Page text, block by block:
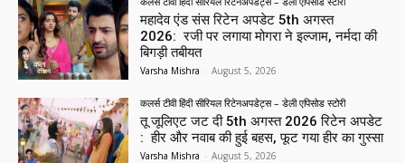
महादेव एंड संस रिटेन अपडेट 5th अगस्त
2026: रजी पर लगाया मोगरा ने इल्जाम, नर्मदा की
बिगड़ी तबीयत
Varsha Mishra - August 5, 2026
कलर्स टीवी हिंदी सीरियल रिटेनअपडेट्स – डेली एपिसोड स्टोरी
तू जूलिएट जट दी 5th अगस्त 2026 रिटेन अपडेट
: हीर और नवाब की हुई बहस, फूट गया हीर का गुस्सा
Varsha Mishra - August 5, 2026